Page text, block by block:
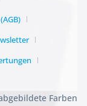
Farben